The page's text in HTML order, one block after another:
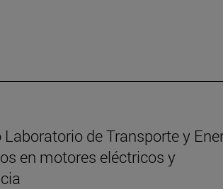
de Transporte y
en motores eléctricos y